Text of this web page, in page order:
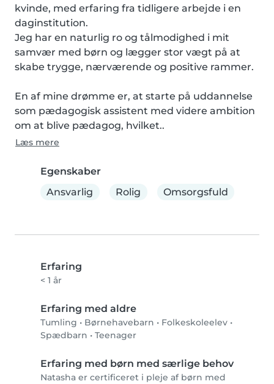
kvinde, med erfaring fra tidligere arbejde i en
daginstitution.
Jeg har en naturlig ro og tålmodighed i mit
samvær med børn og lægger stor vægt på at
skabe trygge, nærværende og positive rammer.
En af mine drømme er, at starte på uddannelse
som pædagogisk assistent med videre ambition
om at blive pædagog, hvilket..
Læs mere
Egenskaber
Ansvarlig
Rolig Omsorgsfuld
Erfaring
< 1 år
Erfaring med aldre
Tumling • Børnehavebarn • Folkeskoleelev •
Spædbarn • Teenager
Erfaring med børn med særlige behov
Natasha er certificeret i pleje af børn med